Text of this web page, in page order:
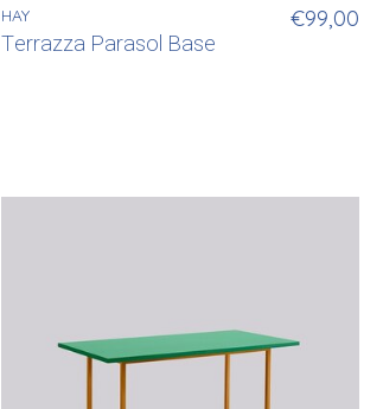
HAY
Terrazza Parasol Base
€99,00